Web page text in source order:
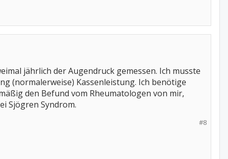
jährlich der Augendruck gemessen. Ich musste
(normalerweise) Kassenleistung. Ich benötige
den Befund vom Rheumatologen von mir,
Sjögren Syndrom.
#8